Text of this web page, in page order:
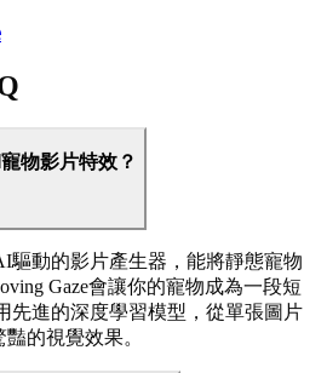
物影片特效？
驅動的影片產生器，能將靜態寵物
Gaze會讓你的寵物成為一段短
先進的深度學習模型，從單張圖片
的視覺效果。